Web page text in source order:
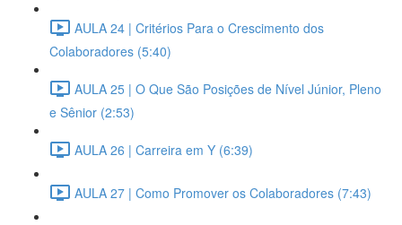
AULA 24 | Critérios Para o Crescimento dos
Colaboradores (5:40)
AULA 25 | O Que São Posições de Nível Júnior, Pleno
e Sênior (2:53)
AULA 26 | Carreira em Y (6:39)
AULA 27 | Como Promover os Colaboradores (7:43)